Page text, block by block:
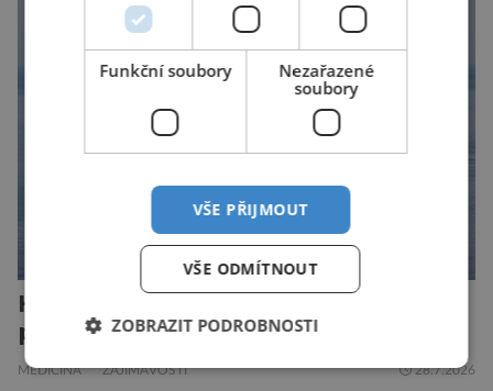
jednou rozhodnout o zdraví jeho dítěte. Právě
to je případ řady dědičných onemocnění,
například cystické fibrózy, […]
Hantavirus útočí, hrozí nová
pandemie?
MEDICÍNA ZAJÍMAVOSTI 28.7.2026
Funkční soubory
Nezařazené
soubory
VŠE PŘIJMOUT
VŠE ODMÍTNOUT
ZOBRAZIT PODROBNOSTI